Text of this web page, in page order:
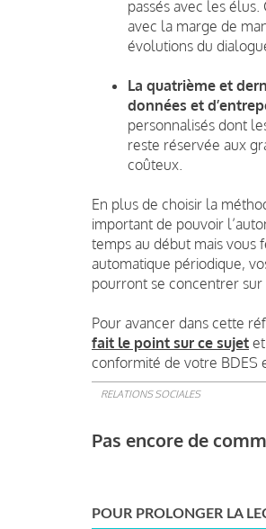
passés avec les
avec la marge de
évolutions du
La quatrième et
données et
personnalisés dont
reste réservée aux
coûteux.
En plus de choisir la
important de pouvoir
temps au début mais vous
automatique périodique,
pourront se concentrer sur
Pour avancer dans cette
fait le point sur ce sujet
conformité de votre BDES
RELATIONS SOCIALES
Pas encore de
POUR PROLONGER LA